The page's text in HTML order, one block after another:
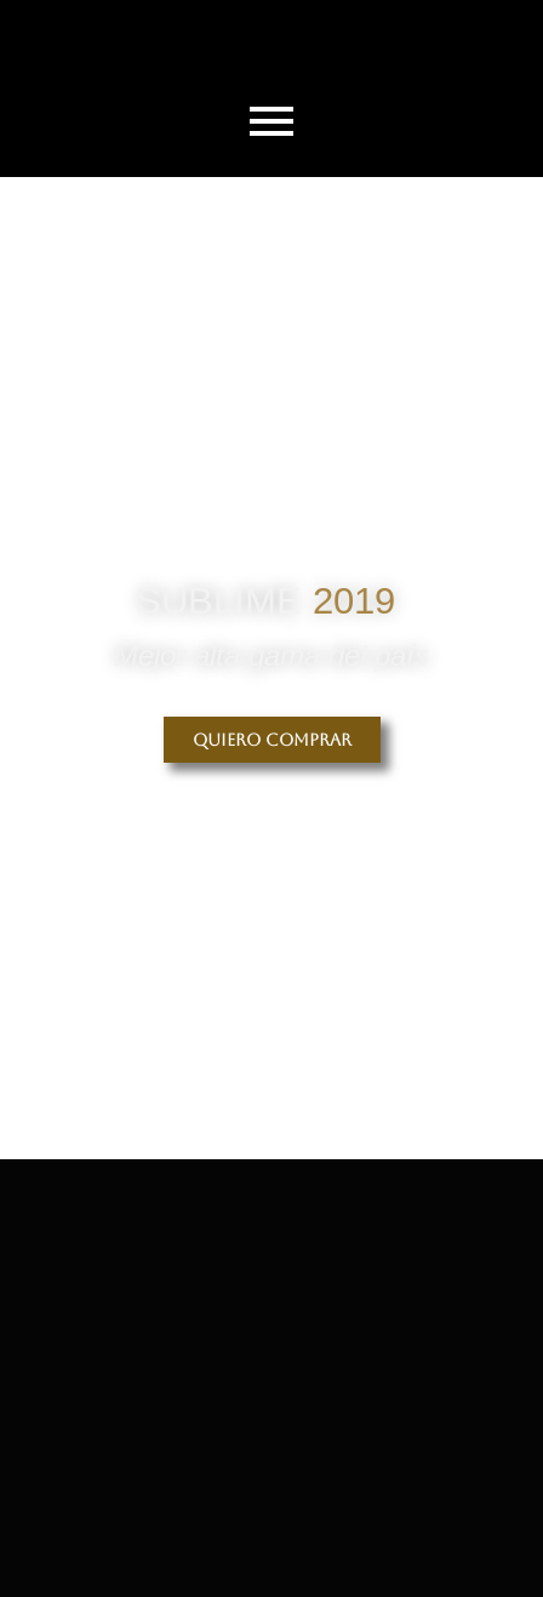
2019
Quiero comprar